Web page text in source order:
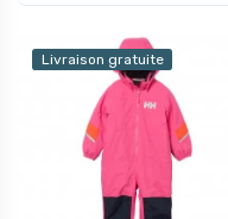
Livraison gratuite